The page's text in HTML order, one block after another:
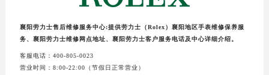
襄阳劳力士售后维修服务中心:提供劳力士（Rolex）襄阳地区手表维修保养服
务、襄阳劳力士维修网点地址、襄阳劳力士客户服务电话及中心详细介绍。
客服电话：400-805-0023
营业时间：8:00-22:00（节假日正常营业）